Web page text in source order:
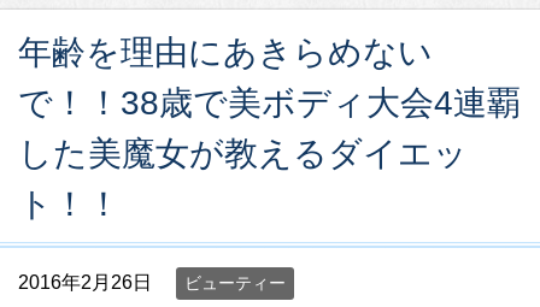
年齢を理由にあきらめない
で！！38歳で美ボディ大会4連覇
した美魔女が教えるダイエッ
ト！！
2016年2月26日 ビューティー